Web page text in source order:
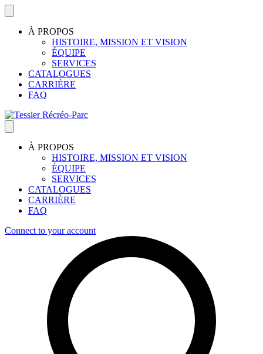
À PROPOS
HISTOIRE, MISSION ET VISION
ÉQUIPE
SERVICES
CATALOGUES
CARRIÈRE
FAQ
À PROPOS
HISTOIRE, MISSION ET VISION
ÉQUIPE
SERVICES
CATALOGUES
CARRIÈRE
FAQ
Connect to your account